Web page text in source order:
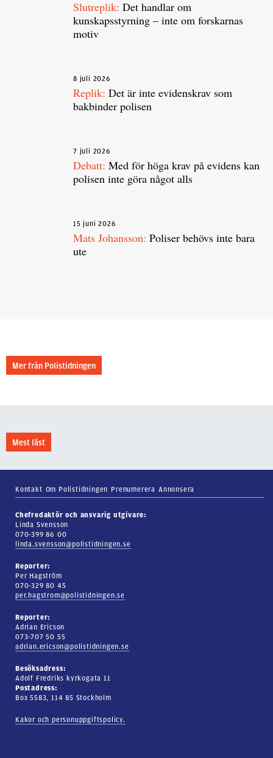
Slutreplik: Det handlar om
kunskapsstyrning – inte om forskarnas
motiv
8 juli 2026
Replik: Det är inte evidenskrav som
bakbinder polisen
7 juli 2026
Debatt: Med för höga krav på evidens kan
polisen inte göra något alls
15 juni 2026
Mats Johansson: Poliser behövs inte bara
ute
Mer från Polistidningen
Mest läst
Kontakt Om Polistidningen Prenumerera Annonsera
Chefredaktör och ansvarig utgivare:
Linda Svensson
070-399 86 00
linda.svensson@polistidningen.se
Reporter:
Per Hagström
070-329 80 45
per.hagstrom@polistidningen.se
Reporter:
Adrian Ericson
073-707 50 55
adrian.ericson@polistidningen.se
Besöksadress:
Adolf Fredriks kyrkogata 11
Postadress:
Box 5583, 114 85 Stockholm
Kakor och personuppgiftspolicy.